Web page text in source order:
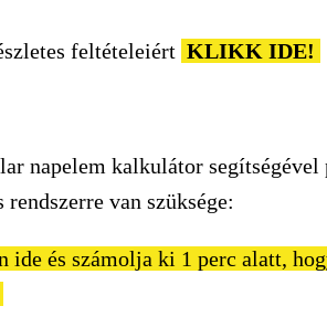
feltételeiért KLIKK IDE!
napelem kalkulátor
rendszerre van szüksége:
ide és számolja ki 1 perc alatt,